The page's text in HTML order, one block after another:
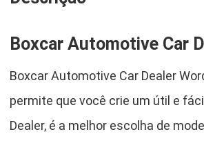
Boxcar Automotive Car
Boxcar Automotive Car Dealer
permite que você crie um útil e
Dealer, é a melhor escolha de